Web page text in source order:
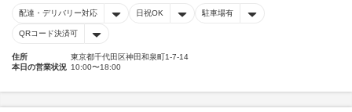
配達・デリバリー対応 日祝OK 駐車場有
QRコード決済可
住所
東京都千代田区神田和泉町1-7-14
本日の営業状況 10:00〜18:00